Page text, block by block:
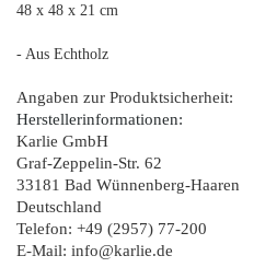
48 x 48 x 21 cm
- Aus Echtholz
Angaben zur Produktsicherheit:
Herstellerinformationen:
Karlie GmbH
Graf-Zeppelin-Str. 62
33181 Bad Wünnenberg-Haaren
Deutschland
Telefon: +49 (2957) 77-200
E-Mail: info@karlie.de